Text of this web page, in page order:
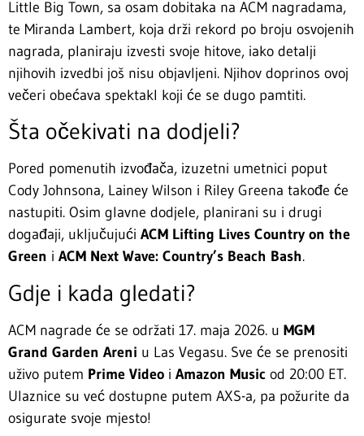
Little Big Town, sa osam dobitaka na ACM nagradama,
te Miranda Lambert, koja drži rekord po broju osvojenih
nagrada, planiraju izvesti svoje hitove, iako detalji
njihovih izvedbi još nisu objavljeni. Njihov doprinos ovoj
večeri obećava spektakl koji će se dugo pamtiti.
Šta očekivati na dodjeli?
Pored pomenutih izvođača, izuzetni umetnici poput
Cody Johnsona, Lainey Wilson i Riley Greena takođe će
nastupiti. Osim glavne dodjele, planirani su i drugi
događaji, uključujući ACM Lifting Lives Country on the
Green i ACM Next Wave: Country’s Beach Bash.
Gdje i kada gledati?
ACM nagrade će se održati 17. maja 2026. u MGM
Grand Garden Areni u Las Vegasu. Sve će se prenositi
uživo putem Prime Video i Amazon Music od 20:00 ET.
Ulaznice su već dostupne putem AXS-a, pa požurite da
osigurate svoje mjesto!